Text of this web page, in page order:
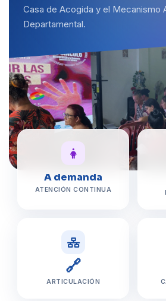
Casa de Acogida y el Mecanismo
Departamental.
A demanda
ATENCIÓN CONTINUA
🔗
ARTICULACIÓN